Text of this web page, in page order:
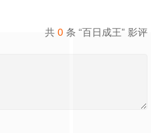
共 0 条 “百日成王” 影评